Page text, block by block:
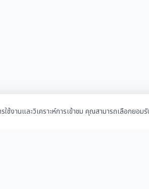
ช้งานและวิเคราะห์การเข้าชม คุณสามารถเลือกยอม